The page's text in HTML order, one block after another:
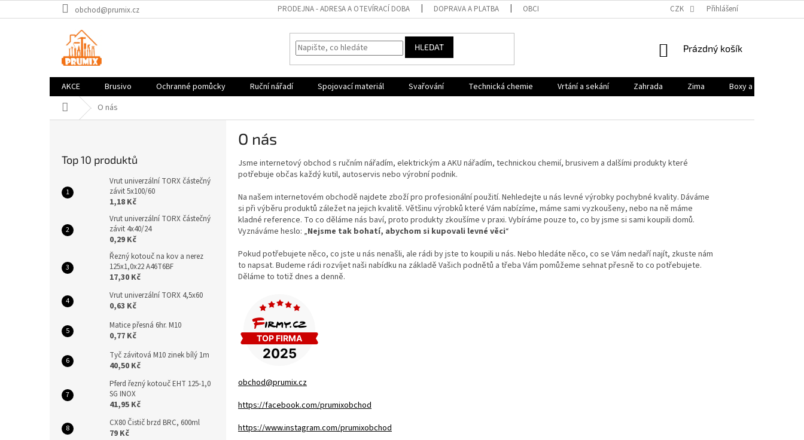
na
obchod@prumix.cz PRODEJNA - ADRESA A OTEVÍRACÍ DOBA DOPRAVA A PLATBA OBCHODNÍ PODMÍNKY PODMÍNKY OCHRANY OSOBNÍCH ÚDAJŮ
CZK Přihlášení
HLEDAT
NÁKUPNÍ
Prázdný košík
AKCE Brusivo Ochranné pomůcky Ruční nářadí Spojovací materiál Svařování Technická chemie Vrtání a sekání Zahrada Zima Boxy a brašny
Domů O nás
Top 10 produktů
Vrut univerzální TORX částečný
závit 5x100/60
1,18 Kč
Vrut univerzální TORX částečný
závit 4x40/24
0,29 Kč
Řezný kotouč na kov a nerez
125x1,0x22 A46T6BF
17,30 Kč
Vrut univerzální TORX 4,5x60
0,63 Kč
Matice přesná 6hr. M10
0,77 Kč
Tyč závitová M10 zinek bílý 1m
40,50 Kč
Pferd řezný kotouč EHT 125-1,0
SG INOX
41,95 Kč
CX80 Čistič brzd BRC, 600ml
79 Kč
O nás
Jsme internetový obchod s ručním nářadím, elektrickým a AKU nářadím, technickou chemií, brusivem a dalšími produkty které
potřebuje občas každý kutil, autoservis nebo výrobní podnik.
Na našem internetovém obchodě najdete zboží pro profesionální použití. Nehledejte u nás levné výrobky pochybné kvality. Dáváme
si při výběru produktů záležet na jejich kvalitě. Většinu výrobků které Vám nabízíme, máme sami vyzkoušeny, nebo na ně máme
kladné reference. To co děláme nás baví, proto produkty zkoušíme v praxi. Vybíráme pouze to, co by jsme si sami koupili domů.
Vyznáváme heslo: „Nejsme tak bohatí, abychom si kupovali levné věci“
Pokud potřebujete něco, co jste u nás nenašli, ale rádi by jste to koupili u nás. Nebo hledáte něco, co se Vám nedaří najít, zkuste nám
to napsat. Budeme rádi rozvíjet naši nabídku na základě Vašich podnětů a třeba Vám pomůžeme sehnat přesně to co potřebujete.
Děláme to totiž dnes a denně.
obchod@prumix.cz
https://facebook.com/prumixobchod
https://www.instagram.com/prumixobchod